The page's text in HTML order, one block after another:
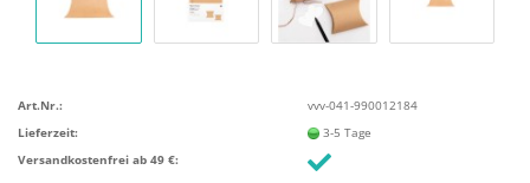
Art.Nr.:
vvv-041-990012184
Lieferzeit:
3-5 Tage
Versandkostenfrei ab 49 €: